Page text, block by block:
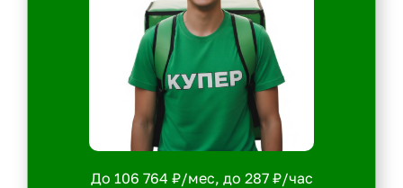
До 106 764 ₽/мес, до 287 ₽/час